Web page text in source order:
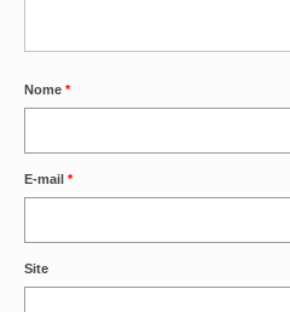
Nome *
E-mail *
Site